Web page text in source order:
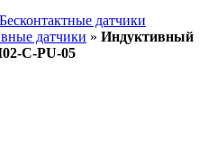
Бесконтактные датчики
датчики » Индуктивный
C-PU-05